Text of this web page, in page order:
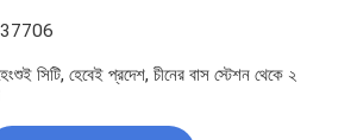
সিটি, হেবেই প্রদেশ, চীনের বাস স্টেশন থেকে ২